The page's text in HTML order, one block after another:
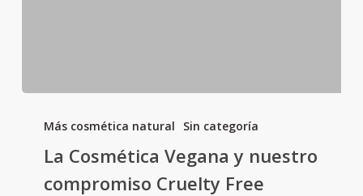
Cosmética
nuestro
Más cosmética natural Sin categoría
La Cosmética Vegana y nuestro
compromiso Cruelty Free